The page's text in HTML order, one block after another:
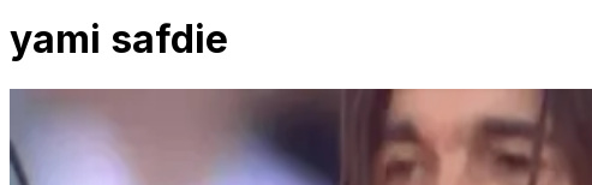
yami safdie